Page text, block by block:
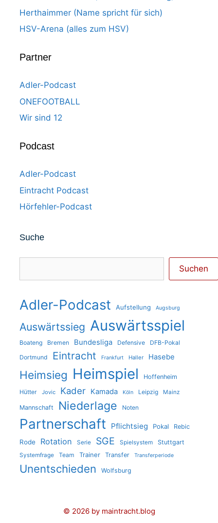
Herthaimmer (Name spricht für sich)
HSV-Arena (alles zum HSV)
Partner
Adler-Podcast
ONEFOOTBALL
Wir sind 12
Podcast
Adler-Podcast
Eintracht Podcast
Hörfehler-Podcast
Suche
Suchen
Adler-Podcast Aufstellung Augsburg
Auswärtssieg Auswärtsspiel
Boateng Bremen Bundesliga Defensive
DFB-Pokal
Dortmund
Eintracht Frankfurt Haller Hasebe
Heimsieg Heimspiel Hoffenheim
Hütter Jovic Kader Kamada Köln Leipzig Mainz
Mannschaft Niederlage Noten
Partnerschaft Pflichtsieg Pokal Rebic
Rode Rotation Serie SGE Spielsystem Stuttgart
Systemfrage Team Trainer Transfer Transferperiode
Unentschieden Wolfsburg
© 2026 by maintracht.blog